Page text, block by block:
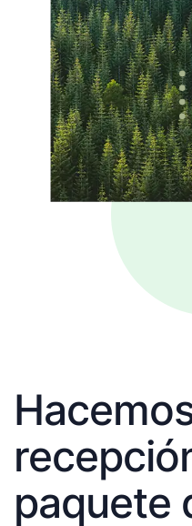
paquete